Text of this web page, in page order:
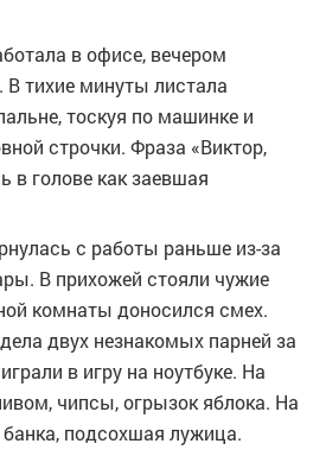
в офисе, вечером
В тихие минуты листала
тоскуя по машинке и
строчки. Фраза «Виктор,
в голове как заевшая
с работы раньше из-за
В прихожей стояли чужие
комнаты доносился смех.
двух незнакомых парней за
в игру на ноутбуке. На
чипсы, огрызок яблока. На
подсохшая лужица.